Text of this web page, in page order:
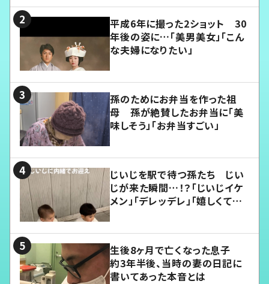
平成6年に撮った2ショット 30
年後の姿に…「美男美女」「こん
な夫婦になりたい」
孫のためにお弁当を作った祖
母 孫が絶賛したお弁当に「美
味しそう」「お弁当すごい」
じいじを駅で待つ孫たち じい
じが来た瞬間…！？「じいじイケ
メン」「デレッデレ」「嬉しくて可
生後8ヶ月で亡くなった息子
約3年半後、当時の妻の日記に
書いてあった本音とは